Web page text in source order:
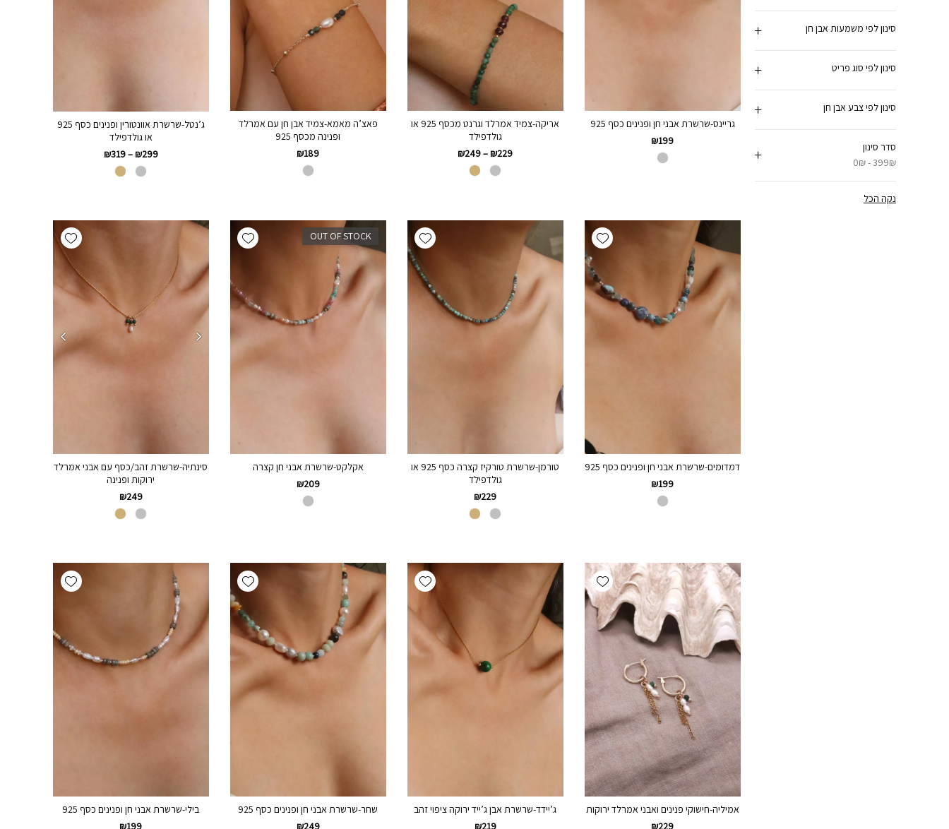
סינון לפי משמעות אבן חן
סינון לפי סוג פריט
סינון לפי צבע אבן חן
סדר סינון
0₪ - 399₪
נקה הכל
גריינס-שרשרת אבני חן ופנינים כסף 925
₪199
אריקה-צמיד אמרלד וגרנט מכסף 925 או
גולדפילד
₪229
–
₪249
פאצ’ה מאמא-צמיד אבן חן עם אמרלד
ופנינה מכסף 925
₪189
ג’נטל-שרשרת אוונטורין ופנינים כסף 925
או גולדפילד
₪299
–
₪319
Add wishlist
דמדומים-שרשרת אבני חן ופנינים כסף 925
₪199
Add wishlist
טורמן-שרשרת טורקיז קצרה כסף 925 או
גולדפילד
₪229
Add wishlist OUT OF STOCK
אקלקט-שרשרת אבני חן קצרה
₪209
Add wishlist
סינתיה-שרשרת זהב/כסף עם אבני אמרלד
ירוקות ופנינה
₪249
Add wishlist
אמיליה-חישוקי פנינים ואבני אמרלד ירוקות
₪229
Add wishlist
ג’יידד-שרשרת אבן ג’ייד ירוקה ציפוי זהב
₪219
Add wishlist
שחר-שרשרת אבני חן ופנינים כסף 925
₪249
Add wishlist
בילי-שרשרת אבני חן ופנינים כסף 925
₪199